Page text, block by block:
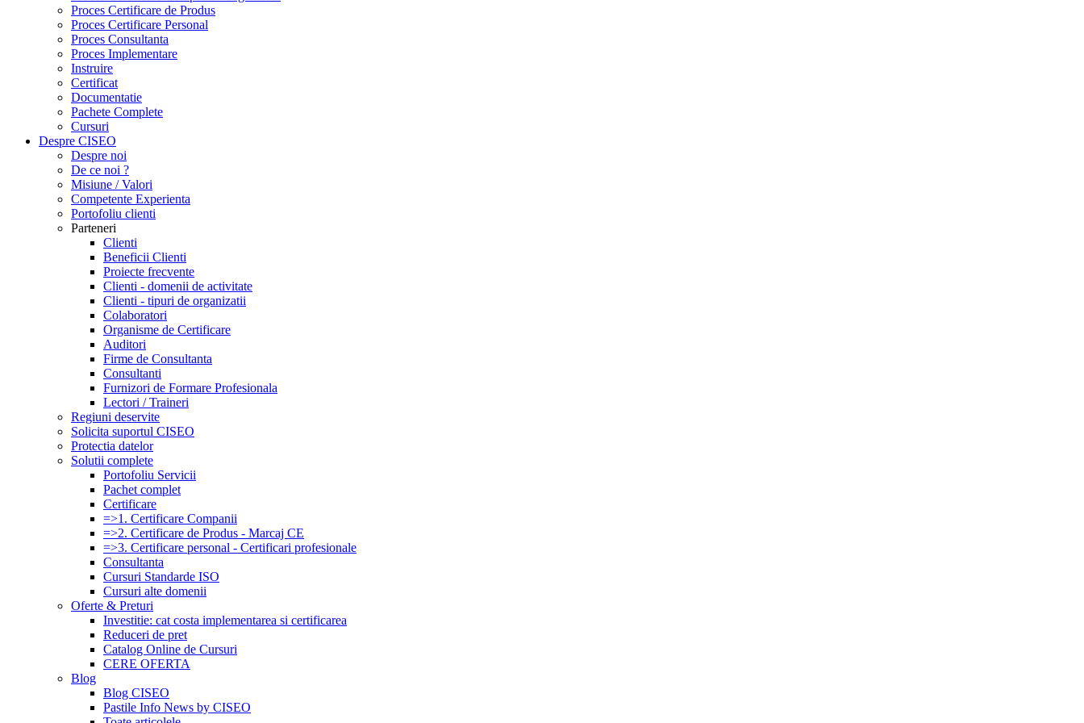
Proces Certificare de Produs
Proces Certificare Personal
Proces Consultanta
Proces Implementare
Instruire
Certificat
Documentatie
Pachete Complete
Cursuri
Despre CISEO
Despre noi
De ce noi ?
Misiune / Valori
Competente Experienta
Portofoliu clienti
Parteneri
Clienti
Beneficii Clienti
Proiecte frecvente
Clienti - domenii de activitate
Clienti - tipuri de organizatii
Colaboratori
Organisme de Certificare
Auditori
Firme de Consultanta
Consultanti
Furnizori de Formare Profesionala
Lectori / Traineri
Regiuni deservite
Solicita suportul CISEO
Protectia datelor
Solutii complete
Portofoliu Servicii
Pachet complet
Certificare
=>1. Certificare Companii
=>2. Certificare de Produs - Marcaj CE
=>3. Certificare personal - Certificari profesionale
Consultanta
Cursuri Standarde ISO
Cursuri alte domenii
Oferte & Preturi
Investitie: cat costa implementarea si certificarea
Reduceri de pret
Catalog Online de Cursuri
CERE OFERTA
Blog
Blog CISEO
Pastile Info News by CISEO